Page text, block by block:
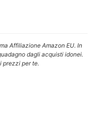
Affiliazione Amazon EU. In
dagli acquisti idonei.
prezzi per te.